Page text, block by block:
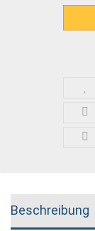
Beschreibung